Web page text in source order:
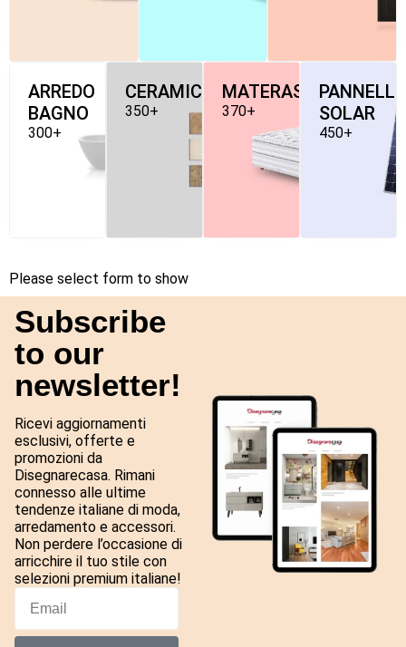
ARREDO
BAGNO
300+
CERAMICHE
350+
MATERASSI
370+
PANNELLI-
SOLAR
450+
Please select form to show
Subscribe
to our
newsletter!
Ricevi aggiornamenti
esclusivi, offerte e
promozioni da
Disegnarecasa. Rimani
connesso alle ultime
tendenze italiane di moda,
arredamento e accessori.
Non perdere l’occasione di
arricchire il tuo stile con
selezioni premium italiane!